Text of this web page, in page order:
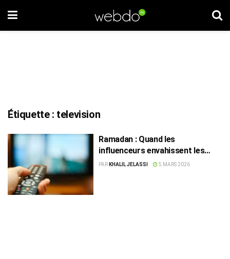
Étiquette : television
Ramadan : Quand les
influenceurs envahissent les
séries tunisiennes
PAR KHALIL JELASSI 5 MARS 2026